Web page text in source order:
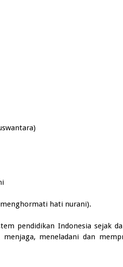
hati nurani).
pendidikan Indonesia sejak
meneladani dan